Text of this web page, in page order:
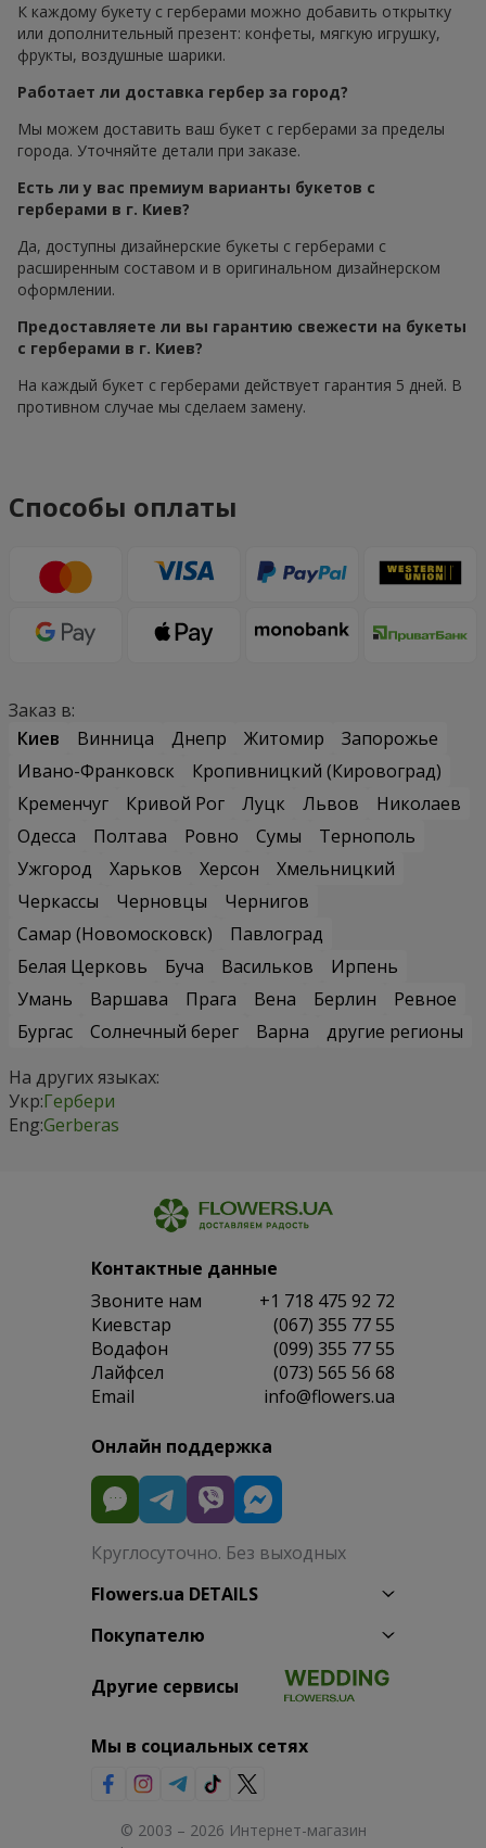
К каждому букету с герберами можно добавить открытку
или дополнительный презент: конфеты, мягкую игрушку,
фрукты, воздушные шарики.
Работает ли доставка гербер за город?
Мы можем доставить ваш букет с герберами за пределы
города. Уточняйте детали при заказе.
Есть ли у вас премиум варианты букетов с
герберами в г. Киев?
Да, доступны дизайнерские букеты с герберами с
расширенным составом и в оригинальном дизайнерском
оформлении.
Предоставляете ли вы гарантию свежести на букеты
с герберами в г. Киев?
На каждый букет с герберами действует гарантия 5 дней. В
противном случае мы сделаем замену.
Способы оплаты
Заказ в:
Киев
Винница Днепр Житомир
Запорожье
Ивано-Франковск
Кропивницкий (Кировоград)
Кременчуг
Кривой Рог Луцк Львов
Николаев
Одесса
Полтава Ровно Сумы
Тернополь
Ужгород
Харьков Херсон
Хмельницкий
Черкассы
Черновцы
Чернигов
Самар (Новомосковск)
Павлоград
Белая Церковь
Буча Васильков
Ирпень
Умань
Варшава Прага Вена Берлин
Ревное
Бургас
Солнечный берег Варна
другие регионы
На других языках:
Укр:Гербери
Eng:Gerberas
Контактные данные
Звоните нам
+1 718 475 92 72
Киевстар
(067) 355 77 55
Водафон
(099) 355 77 55
Лайфсел
(073) 565 56 68
Email
info@flowers.ua
Онлайн поддержка
Круглосуточно. Без выходных
Flowers.ua DETAILS
Покупателю
Другие сервисы
Мы в социальных сетях
© 2003 – 2026 Интернет-магазин